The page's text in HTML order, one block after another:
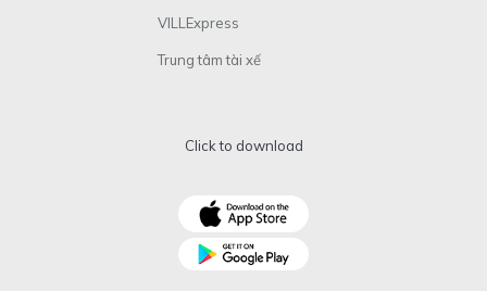
VILLExpress
Trung tâm tài xế
Click to download